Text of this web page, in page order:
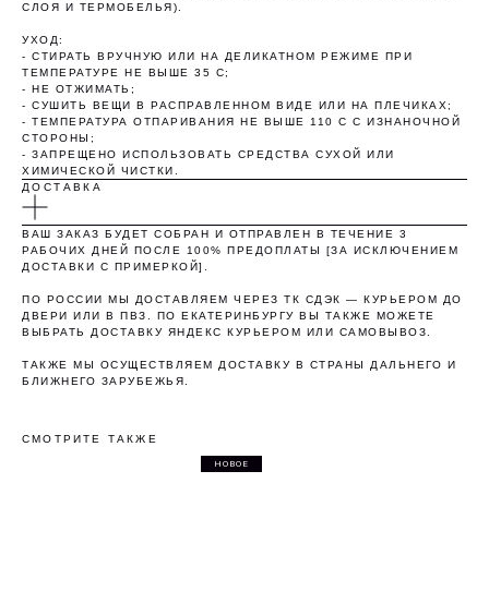
СЛОЯ И ТЕРМОБЕЛЬЯ).
УХОД:
- СТИРАТЬ ВРУЧНУЮ ИЛИ НА ДЕЛИКАТНОМ РЕЖИМЕ ПРИ
ТЕМПЕРАТУРЕ НЕ ВЫШЕ 35 С;
- НЕ ОТЖИМАТЬ;
- СУШИТЬ ВЕЩИ В РАСПРАВЛЕННОМ ВИДЕ ИЛИ НА ПЛЕЧИКАХ;
- ТЕМПЕРАТУРА ОТПАРИВАНИЯ НЕ ВЫШЕ 110 С С ИЗНАНОЧНОЙ
СТОРОНЫ;
- ЗАПРЕЩЕНО ИСПОЛЬЗОВАТЬ СРЕДСТВА СУХОЙ ИЛИ
ХИМИЧЕСКОЙ ЧИСТКИ.
ДОСТАВКА
ВАШ ЗАКАЗ БУДЕТ СОБРАН И ОТПРАВЛЕН В ТЕЧЕНИЕ 3
РАБОЧИХ ДНЕЙ ПОСЛЕ 100% ПРЕДОПЛАТЫ [ЗА ИСКЛЮЧЕНИЕМ
ДОСТАВКИ С ПРИМЕРКОЙ].
ПО РОССИИ МЫ ДОСТАВЛЯЕМ ЧЕРЕЗ ТК СДЭК — КУРЬЕРОМ ДО
ДВЕРИ ИЛИ В ПВЗ. ПО ЕКАТЕРИНБУРГУ ВЫ ТАКЖЕ МОЖЕТЕ
ВЫБРАТЬ ДОСТАВКУ ЯНДЕКС КУРЬЕРОМ ИЛИ САМОВЫВОЗ.
ТАКЖЕ МЫ ОСУЩЕСТВЛЯЕМ ДОСТАВКУ В СТРАНЫ ДАЛЬНЕГО И
БЛИЖНЕГО ЗАРУБЕЖЬЯ.
СМОТРИТЕ ТАКЖЕ
НОВОЕ